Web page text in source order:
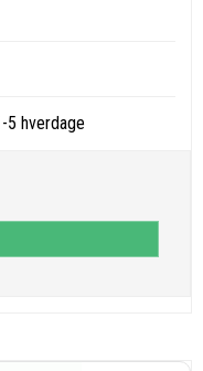
5 hverdage